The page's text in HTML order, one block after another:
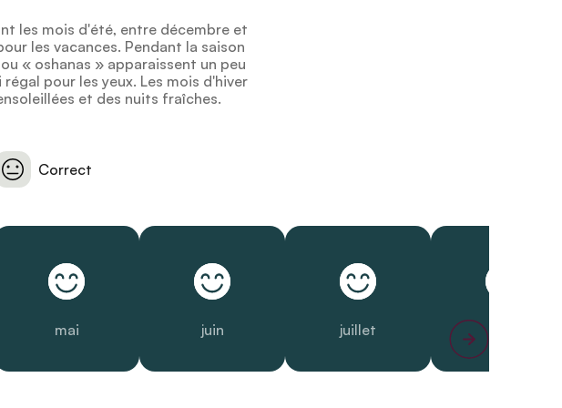
les mois d'été, entre décembre et
les vacances. Pendant la saison
« oshanas » apparaissent un peu
pour les yeux. Les mois d'hiver
et des nuits fraîches.
Correct
mai juin juillet août